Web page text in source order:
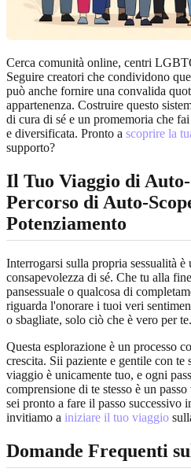
Cerca comunità online, centri
Seguire creatori che condividono
può anche fornire una convalida
appartenenza. Costruire questo
di cura di sé e un promemoria che
e diversificata. Pronto a scoprire la
supporto?
Il Tuo Viaggio di
Percorso di Auto-
Potenziamento
Interrogarsi sulla propria sessualità
consapevolezza di sé. Che tu alla
pansessuale o qualcosa di
riguarda l'onorare i tuoi veri
o sbagliate, solo ciò che è vero per te.
Questa esplorazione è un processo
crescita. Sii paziente e gentile con
viaggio è unicamente tuo, e ogni
comprensione di te stesso è un
sei pronto a fare il passo successivo
invitiamo a iniziare il tuo viaggio
Domande Frequenti